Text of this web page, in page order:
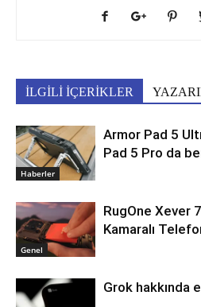
İLGİLİ İÇERİKLER
Haberler
Armor Pad 5
Pad 5 Pro da
Genel
RugOne Xever
Kamaralı
Grok hakkında